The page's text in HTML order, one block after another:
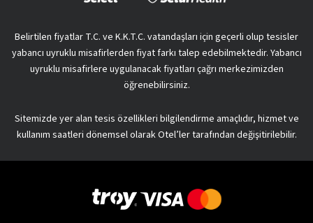
Belirtilen fiyatlar T.C. ve K.K.T.C. vatandaşları için geçerli olup tesisler
yabancı uyruklu misafirlerden fiyat farkı talep edebilmektedir. Yabancı
uyruklu misafirlere uygulanacak fiyatları çağrı merkezimizden
öğrenebilirsiniz.
Sitemizde yer alan tesis özellikleri bilgilendirme amaçlıdır, hizmet ve
kullanım saatleri dönemsel olarak Otel’ler tarafından değişitirilebilir.